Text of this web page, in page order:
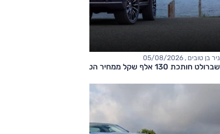
ניר בן טובים , 05/08/2026
שברולט חותכת 130 אלף שקל ממחיר הטאהו